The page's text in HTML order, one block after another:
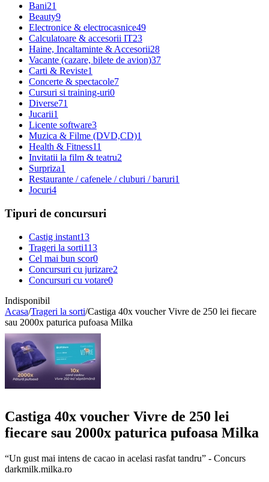
Bani21
Beauty9
Electronice & electrocasnice49
Calculatoare & accesorii IT23
Haine, Incaltaminte & Accesorii28
Vacante (cazare, bilete de avion)37
Carti & Reviste1
Concerte & spectacole7
Cursuri si training-uri0
Diverse71
Jucarii1
Licente software3
Muzica & Filme (DVD,CD)1
Health & Fitness11
Invitatii la film & teatru2
Surpriza1
Restaurante / cafenele / cluburi / baruri1
Jocuri4
Tipuri de concursuri
Castig instant13
Trageri la sorti113
Cel mai bun scor0
Concursuri cu jurizare2
Concursuri cu votare0
Indisponibil
Acasa/Trageri la sorti/Castiga 40x voucher Vivre de 250 lei fiecare
sau 2000x paturica pufoasa Milka
Castiga 40x voucher Vivre de 250 lei
fiecare sau 2000x paturica pufoasa Milka
“Un gust mai intens de cacao in acelasi rasfat tandru” - Concurs
darkmilk.milka.ro